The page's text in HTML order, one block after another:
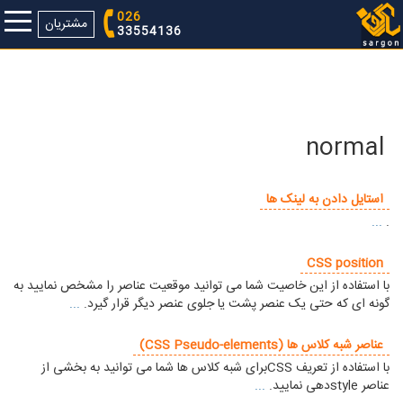
مشتریان 026
33554136
normal
استایل دادن به لینک ها
.
...
CSS position
با استفاده از این خاصیت شما می توانید موقعیت عناصر را مشخص نمایید به
گونه ای که حتی یک عنصر پشت یا جلوی عنصر دیگر قرار گیرد. ...
عناصر شبه کلاس ها (CSS Pseudo-elements)
با استفاده از تعریف CSSبرای شبه کلاس ها شما می توانید به بخشی از
عناصر styleدهی نمایید.
...